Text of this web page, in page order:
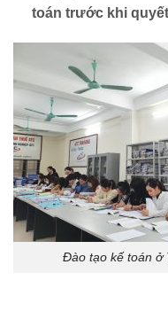
toán trước khi
Đào tạo kế toán ở